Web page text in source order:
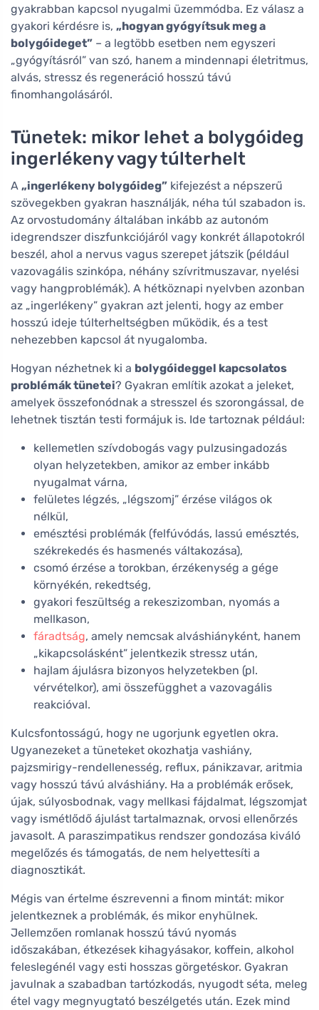
gyakrabban kapcsol nyugalmi üzemmódba. Ez válasz a
gyakori kérdésre is, „hogyan gyógyítsuk meg a
bolygóideget” – a legtöbb esetben nem egyszeri
„gyógyításról” van szó, hanem a mindennapi életritmus,
alvás, stressz és regeneráció hosszú távú
finomhangolásáról.
Tünetek: mikor lehet a bolygóideg
ingerlékeny vagy túlterhelt
A „ingerlékeny bolygóideg” kifejezést a népszerű
szövegekben gyakran használják, néha túl szabadon is.
Az orvostudomány általában inkább az autonóm
idegrendszer diszfunkciójáról vagy konkrét állapotokról
beszél, ahol a nervus vagus szerepet játszik (például
vazovagális szinkópa, néhány szívritmuszavar, nyelési
vagy hangproblémák). A hétköznapi nyelvben azonban
az „ingerlékeny” gyakran azt jelenti, hogy az ember
hosszú ideje túlterheltségben működik, és a test
nehezebben kapcsol át nyugalomba.
Hogyan nézhetnek ki a bolygóideggel kapcsolatos
problémák tünetei? Gyakran említik azokat a jeleket,
amelyek összefonódnak a stresszel és szorongással, de
lehetnek tisztán testi formájuk is. Ide tartoznak például:
kellemetlen szívdobogás vagy pulzusingadozás
olyan helyzetekben, amikor az ember inkább
nyugalmat várna,
felületes légzés, „légszomj” érzése világos ok
nélkül,
emésztési problémák (felfúvódás, lassú emésztés,
székrekedés és hasmenés váltakozása),
csomó érzése a torokban, érzékenység a gége
környékén, rekedtség,
gyakori feszültség a rekeszizomban, nyomás a
mellkason,
fáradtság, amely nemcsak alváshiányként, hanem
„kikapcsolásként” jelentkezik stressz után,
hajlam ájulásra bizonyos helyzetekben (pl.
vérvételkor), ami összefügghet a vazovagális
reakcióval.
Kulcsfontosságú, hogy ne ugorjunk egyetlen okra.
Ugyanezeket a tüneteket okozhatja vashiány,
pajzsmirigy-rendellenesség, reflux, pánikzavar, aritmia
vagy hosszú távú alváshiány. Ha a problémák erősek,
újak, súlyosbodnak, vagy mellkasi fájdalmat, légszomjat
vagy ismétlődő ájulást tartalmaznak, orvosi ellenőrzés
javasolt. A paraszimpatikus rendszer gondozása kiváló
megelőzés és támogatás, de nem helyettesíti a
diagnosztikát.
Mégis van értelme észrevenni a finom mintát: mikor
jelentkeznek a problémák, és mikor enyhülnek.
Jellemzően romlanak hosszú távú nyomás
időszakában, étkezések kihagyásakor, koffein, alkohol
feleslegénél vagy esti hosszas görgetéskor. Gyakran
javulnak a szabadban tartózkodás, nyugodt séta, meleg
étel vagy megnyugtató beszélgetés után. Ezek mind